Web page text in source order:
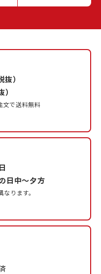
）
文で送料無料
日中〜夕方
ります。